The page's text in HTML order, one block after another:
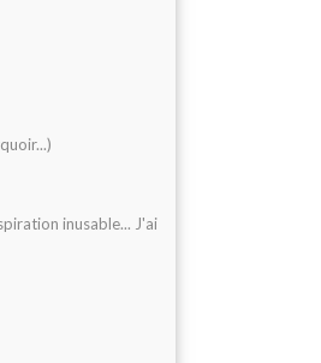
inusable... J'ai